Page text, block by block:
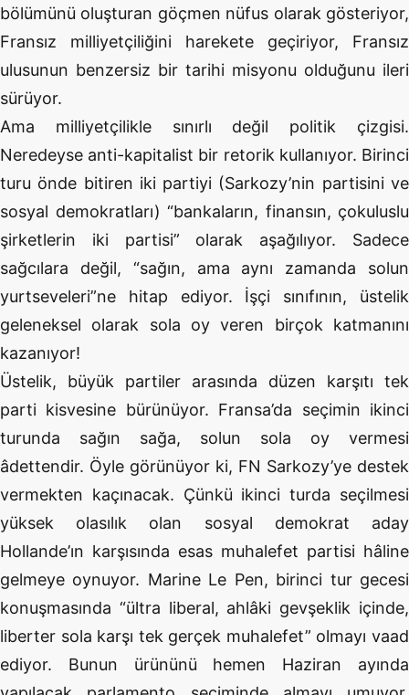
bölümünü oluşturan göçmen nüfus olarak gösteriyor,
Fransız milliyetçiliğini harekete geçiriyor, Fransız
ulusunun benzersiz bir tarihi misyonu olduğunu ileri
sürüyor.
Ama milliyetçilikle sınırlı değil politik çizgisi.
Neredeyse anti-kapitalist bir retorik kullanıyor. Birinci
turu önde bitiren iki partiyi (Sarkozy’nin partisini ve
sosyal demokratları) “bankaların, finansın, çokuluslu
şirketlerin iki partisi” olarak aşağılıyor. Sadece
sağcılara değil, “sağın, ama aynı zamanda solun
yurtseveleri”ne hitap ediyor. İşçi sınıfının, üstelik
geleneksel olarak sola oy veren birçok katmanını
kazanıyor!
Üstelik, büyük partiler arasında düzen karşıtı tek
parti kisvesine bürünüyor. Fransa’da seçimin ikinci
turunda sağın sağa, solun sola oy vermesi
âdettendir. Öyle görünüyor ki, FN Sarkozy’ye destek
vermekten kaçınacak. Çünkü ikinci turda seçilmesi
yüksek olasılık olan sosyal demokrat aday
Hollande’ın karşısında esas muhalefet partisi hâline
gelmeye oynuyor. Marine Le Pen, birinci tur gecesi
konuşmasında “ültra liberal, ahlâki gevşeklik içinde,
liberter sola karşı tek gerçek muhalefet” olmayı vaad
ediyor. Bunun ürününü hemen Haziran ayında